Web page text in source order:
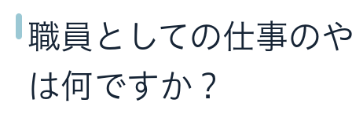
職員としての仕事の
は何ですか？